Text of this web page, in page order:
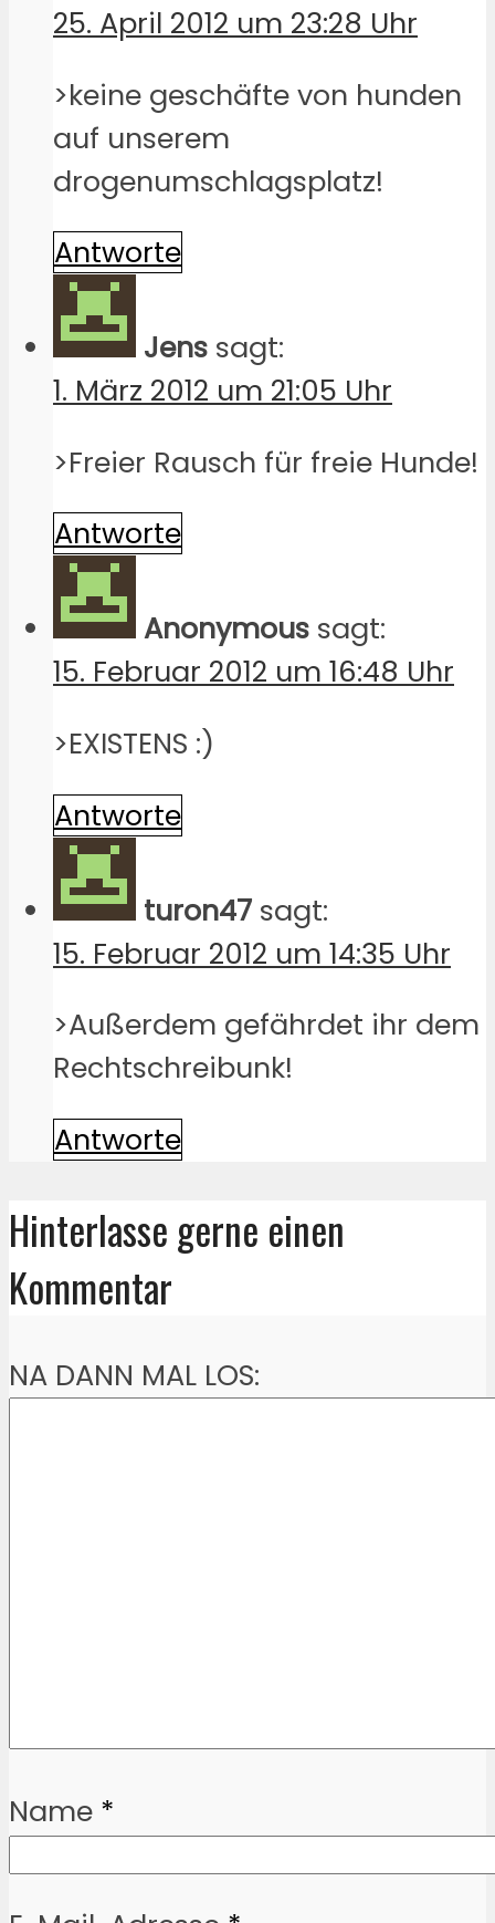
25. April 2012 um 23:28 Uhr
>keine geschäfte von hunden
auf unserem
drogenumschlagsplatz!
Antworte
Jens sagt:
1. März 2012 um 21:05 Uhr
>Freier Rausch für freie Hunde!
Antworte
Anonymous sagt:
15. Februar 2012 um 16:48 Uhr
>EXISTENS :)
Antworte
turon47 sagt:
15. Februar 2012 um 14:35 Uhr
>Außerdem gefährdet ihr dem
Rechtschreibunk!
Antworte
Hinterlasse gerne einen
Kommentar
NA DANN MAL LOS:
Name *